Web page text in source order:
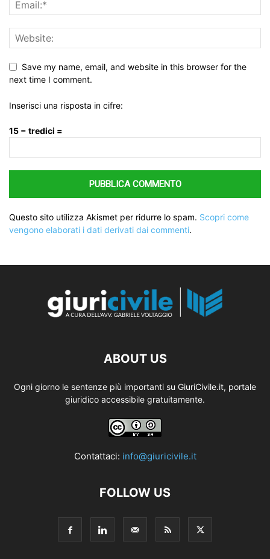
Save my name, email, and website in this browser for the
next time I comment.
Inserisci una risposta in cifre:
15 − tredici =
Questo sito utilizza Akismet per ridurre lo spam. Scopri come
vengono elaborati i dati derivati dai commenti.
ABOUT US
Ogni giorno le sentenze più importanti su GiuriCivile.it, portale
giuridico accessibile gratuitamente.
Contattaci: info@giuricivile.it
FOLLOW US